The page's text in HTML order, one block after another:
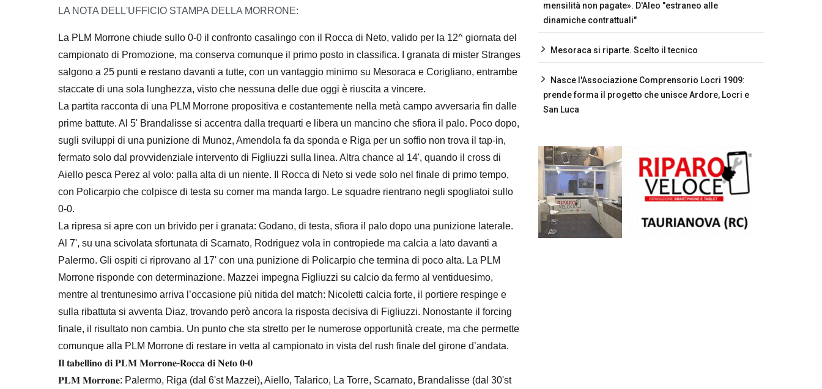
LA NOTA DELL'UFFICIO STAMPA DELLA MORRONE:
La PLM Morrone chiude sullo 0-0 il confronto casalingo con il Rocca di Neto, valido per la 12^ giornata del
campionato di Promozione, ma conserva comunque il primo posto in classifica. I granata di mister Stranges
salgono a 25 punti e restano davanti a tutte, con un vantaggio minimo su Mesoraca e Corigliano, entrambe
staccate di una sola lunghezza, visto che nessuna delle due oggi è riuscita a vincere.
La partita racconta di una PLM Morrone propositiva e costantemente nella metà campo avversaria fin dalle
prime battute. Al 5' Brandalisse si accentra dalla trequarti e libera un mancino che sfiora il palo. Poco dopo,
sugli sviluppi di una punizione di Munoz, Amendola fa da sponda e Riga per un soffio non trova il tap-in,
fermato solo dal provvidenziale intervento di Figliuzzi sulla linea. Altra chance al 14', quando il cross di
Aiello pesca Perez al volo: palla alta di un niente. Il Rocca di Neto si vede solo nel finale di primo tempo,
con Policarpio che colpisce di testa su corner ma manda largo. Le squadre rientrano negli spogliatoi sullo
0-0.
La ripresa si apre con un brivido per i granata: Godano, di testa, sfiora il palo dopo una punizione laterale.
Al 7', su una scivolata sfortunata di Scarnato, Rodriguez vola in contropiede ma calcia a lato davanti a
Palermo. Gli ospiti ci riprovano al 17' con una punizione di Policarpio che termina di poco alta. La PLM
Morrone risponde con determinazione. Mazzei impegna Figliuzzi su calcio da fermo al ventiduesimo,
mentre al trentunesimo arriva l’occasione più nitida del match: Nicoletti calcia forte, il portiere respinge e
sulla ribattuta si avventa Diaz, trovando però ancora la risposta decisiva di Figliuzzi. Nonostante il forcing
finale, il risultato non cambia. Un punto che sta stretto per le numerose opportunità create, ma che permette
comunque alla PLM Morrone di restare in vetta al campionato in vista del rush finale del girone d’andata.
𝐈𝐥 𝐭𝐚𝐛𝐞𝐥𝐥𝐢𝐧𝐨 𝐝𝐢 𝐏𝐋𝐌 𝐌𝐨𝐫𝐫𝐨𝐧𝐞-𝐑𝐨𝐜𝐜𝐚 𝐝𝐢 𝐍𝐞𝐭𝐨 𝟎-𝟎
𝐏𝐋𝐌 𝐌𝐨𝐫𝐫𝐨𝐧𝐞: Palermo, Riga (dal 6'st Mazzei), Aiello, Talarico, La Torre, Scarnato, Brandalisse (dal 30'st
mensilità non pagate». D'Aleo "estraneo alle
dinamiche contrattuali"
Mesoraca si riparte. Scelto il tecnico
Nasce l'Associazione Comprensorio Locri 1909:
prende forma il progetto che unisce Ardore, Locri e
San Luca